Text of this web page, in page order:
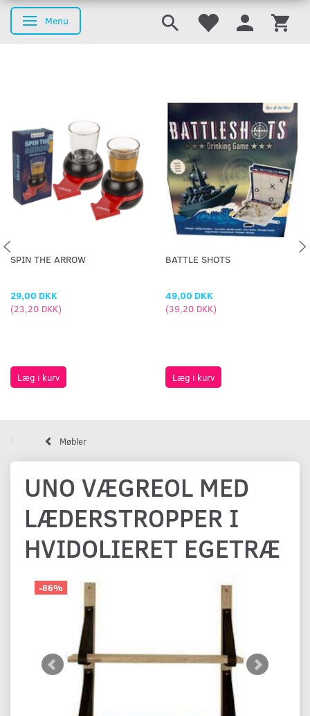
Skifte navigation
Menu
SPIN THE ARROW
29,00 DKK
(23,20 DKK)
Læg i kurv
BATTLE SHOTS
49,00 DKK
(39,20 DKK)
Læg i kurv
Møbler
UNO VÆGREOL MED
LÆDERSTROPPER I
HVIDOLIERET EGETRÆ
-86%